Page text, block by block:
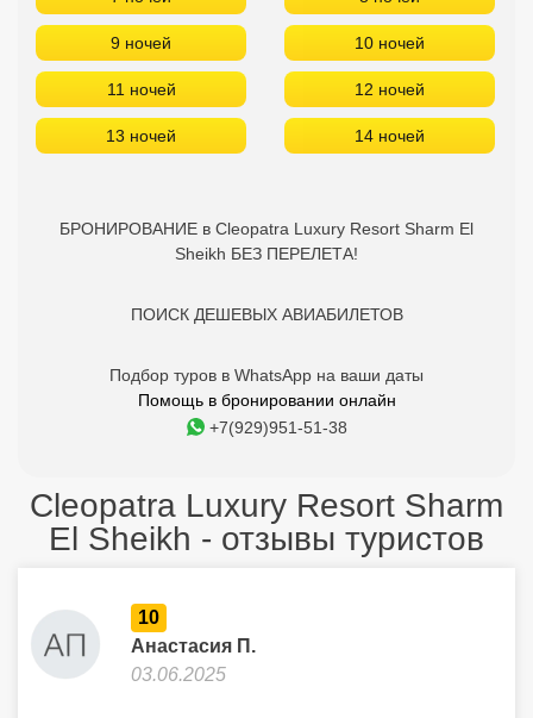
9 ночей 10 ночей
11 ночей 12 ночей
13 ночей 14 ночей
БРОНИРОВАНИЕ в Cleopatra Luxury Resort Sharm El
Sheikh БЕЗ ПЕРЕЛЕТА!
ПОИСК ДЕШЕВЫХ АВИАБИЛЕТОВ
Подбор туров в WhatsApp на ваши даты
Помощь в бронировании онлайн
+7(929)951-51-38
Cleopatra Luxury Resort Sharm
El Sheikh - отзывы туристов
10
Анастасия П.
03.06.2025